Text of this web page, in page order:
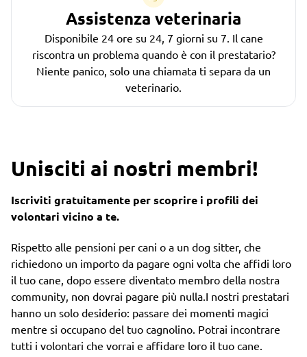
Assistenza veterinaria
Disponibile 24 ore su 24, 7 giorni su 7. Il cane
riscontra un problema quando è con il prestatario?
Niente panico, solo una chiamata ti separa da un
veterinario.
Unisciti ai nostri membri!
Iscriviti gratuitamente per scoprire i profili dei
volontari vicino a te.
Rispetto alle pensioni per cani o a un dog sitter, che
richiedono un importo da pagare ogni volta che affidi loro
il tuo cane, dopo essere diventato membro della nostra
community, non dovrai pagare più nulla.I nostri prestatari
hanno un solo desiderio: passare dei momenti magici
mentre si occupano del tuo cagnolino. Potrai incontrare
tutti i volontari che vorrai e affidare loro il tuo cane.